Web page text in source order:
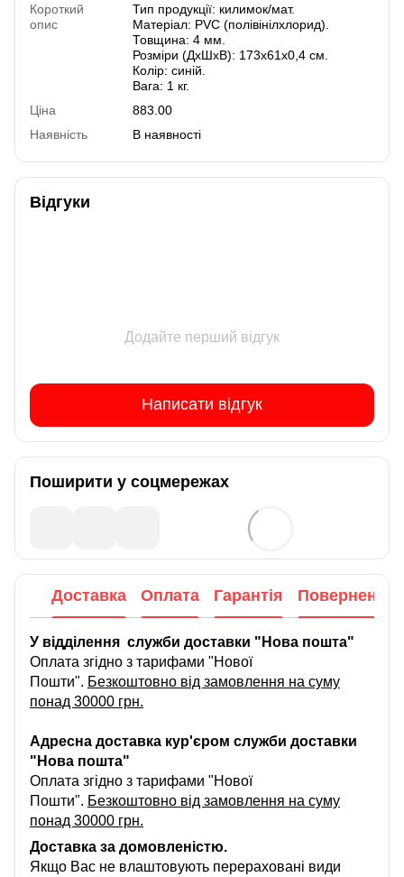
Короткий
опис
Тип продукції: килимок/мат.
Матеріал: PVC (полівінілхлорид).
Товщина: 4 мм.
Розміри (ДхШхВ): 173х61х0,4 см.
Колір: синій.
Вага: 1 кг.
Ціна
883.00
Наявність
В наявності
Відгуки
Додайте перший відгук
Написати відгук
Поширити у соцмережах
Доставка Оплата Гарантія Повернення
У відділення служби доставки "Нова пошта"
Оплата згідно з тарифами "Нової
Пошти". Безкоштовно від замовлення на суму
понад 30000 грн.
Адресна доставка кур'єром служби доставки
"Нова пошта"
Оплата згідно з тарифами "Нової
Пошти". Безкоштовно від замовлення на суму
понад 30000 грн.
Доставка за домовленістю.
Якщо Вас не влаштовують перераховані види